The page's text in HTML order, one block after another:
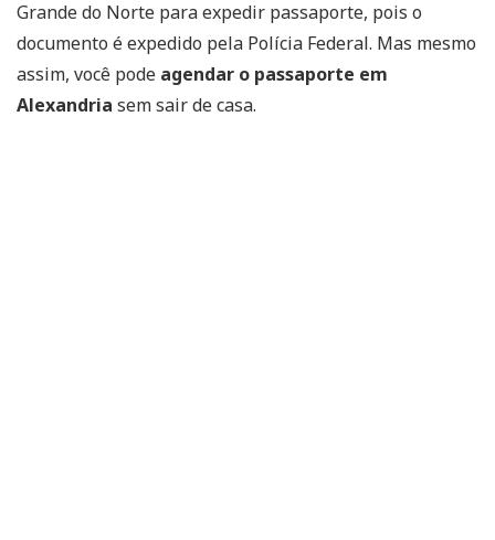
Grande do Norte para expedir passaporte, pois o
documento é expedido pela Polícia Federal. Mas mesmo
assim, você pode agendar o passaporte em
Alexandria sem sair de casa.